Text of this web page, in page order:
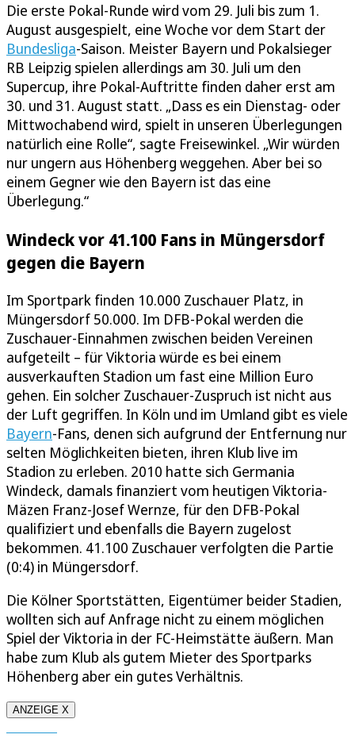
Die erste Pokal-Runde wird vom 29. Juli bis zum 1.
August ausgespielt, eine Woche vor dem Start der
Bundesliga-Saison. Meister Bayern und Pokalsieger
RB Leipzig spielen allerdings am 30. Juli um den
Supercup, ihre Pokal-Auftritte finden daher erst am
30. und 31. August statt. „Dass es ein Dienstag- oder
Mittwochabend wird, spielt in unseren Überlegungen
natürlich eine Rolle“, sagte Freisewinkel. „Wir würden
nur ungern aus Höhenberg weggehen. Aber bei so
einem Gegner wie den Bayern ist das eine
Überlegung.“
Windeck vor 41.100 Fans in Müngersdorf
gegen die Bayern
Im Sportpark finden 10.000 Zuschauer Platz, in
Müngersdorf 50.000. Im DFB-Pokal werden die
Zuschauer-Einnahmen zwischen beiden Vereinen
aufgeteilt – für Viktoria würde es bei einem
ausverkauften Stadion um fast eine Million Euro
gehen. Ein solcher Zuschauer-Zuspruch ist nicht aus
der Luft gegriffen. In Köln und im Umland gibt es viele
Bayern-Fans, denen sich aufgrund der Entfernung nur
selten Möglichkeiten bieten, ihren Klub live im
Stadion zu erleben. 2010 hatte sich Germania
Windeck, damals finanziert vom heutigen Viktoria-
Mäzen Franz-Josef Wernze, für den DFB-Pokal
qualifiziert und ebenfalls die Bayern zugelost
bekommen. 41.100 Zuschauer verfolgten die Partie
(0:4) in Müngersdorf.
Die Kölner Sportstätten, Eigentümer beider Stadien,
wollten sich auf Anfrage nicht zu einem möglichen
Spiel der Viktoria in der FC-Heimstätte äußern. Man
habe zum Klub als gutem Mieter des Sportparks
Höhenberg aber ein gutes Verhältnis.
ANZEIGE X